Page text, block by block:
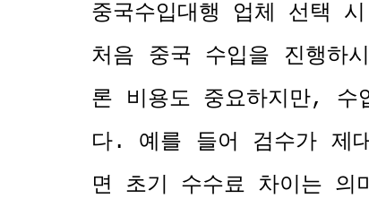
중국수입대행 업체 선택
처음 중국 수입을 진행하
론 비용도 중요하지만, 수
다. 예를 들어 검수가 제
면 초기 수수료 차이는 의